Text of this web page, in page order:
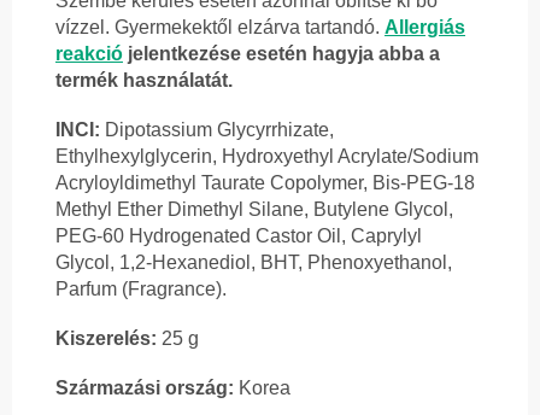
vízzel. Gyermekektől elzárva tartandó. Allergiás
reakció jelentkezése esetén hagyja abba a
termék használatát.
INCI: Dipotassium Glycyrrhizate,
Ethylhexylglycerin, Hydroxyethyl Acrylate/Sodium
Acryloyldimethyl Taurate Copolymer, Bis-PEG-18
Methyl Ether Dimethyl Silane, Butylene Glycol,
PEG-60 Hydrogenated Castor Oil, Caprylyl
Glycol, 1,2-Hexanediol, BHT, Phenoxyethanol,
Parfum (Fragrance).
Kiszerelés: 25 g
Származási ország: Korea